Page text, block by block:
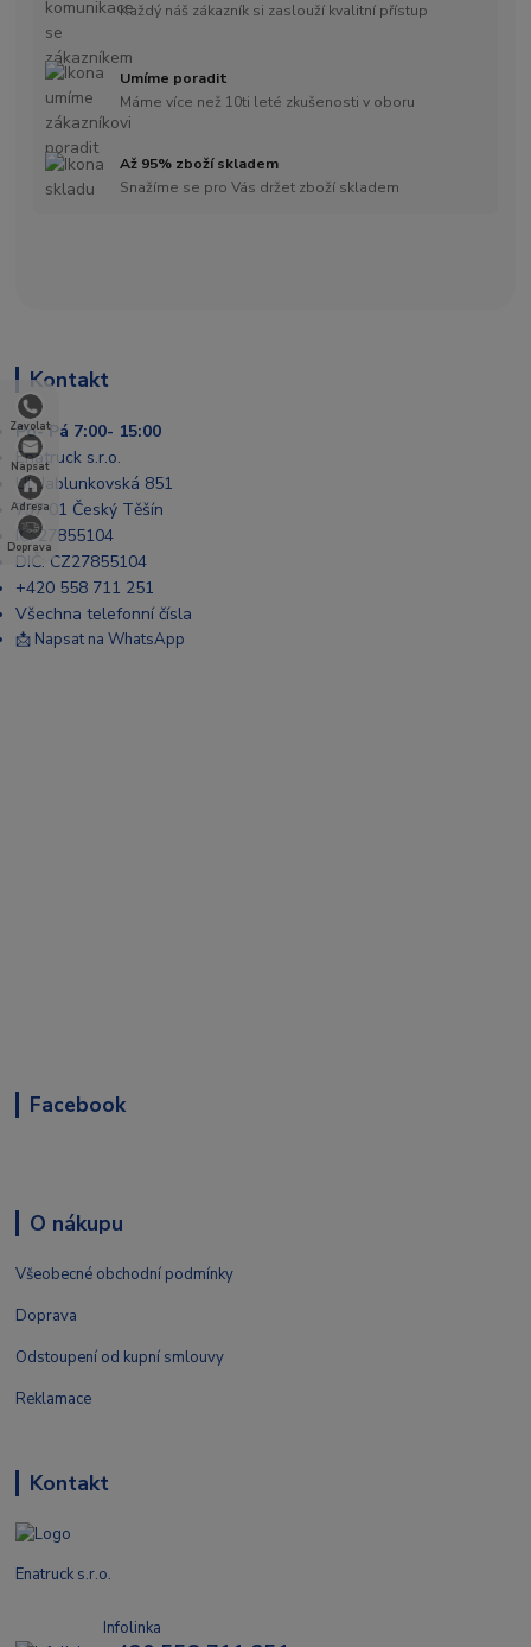
Zavolat
Napsat
Adresa
Doprava
Každý náš zákazník si zaslouží kvalitní přístup
Umíme poradit
Máme více než 10ti leté zkušenosti v oboru
Až 95% zboží skladem
Snažíme se pro Vás držet zboží skladem
Kontakt
Po- Pá 7:00- 15:00
Enatruck s.r.o.
Ul. Jablunkovská 851
737 01 Český Těšín
IČ: 27855104
DIČ: CZ27855104
+420 558 711 251
Všechna telefonní čísla
📩 Napsat na WhatsApp
Facebook
O nákupu
Všeobecné obchodní podmínky
Doprava
Odstoupení od kupní smlouvy
Reklamace
Kontakt
Enatruck s.r.o.
Infolinka